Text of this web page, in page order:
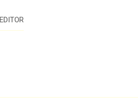
EDITOR